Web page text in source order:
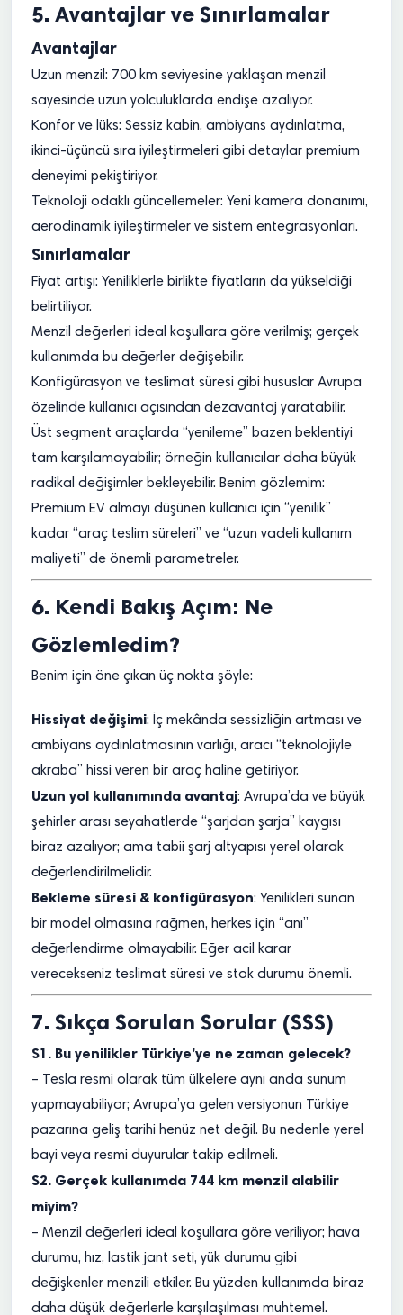
5. Avantajlar ve Sınırlamalar
Avantajlar
Uzun menzil: 700 km seviyesine yaklaşan menzil
sayesinde uzun yolculuklarda endişe azalıyor.
Konfor ve lüks: Sessiz kabin, ambiyans aydınlatma,
ikinci-üçüncü sıra iyileştirmeleri gibi detaylar premium
deneyimi pekiştiriyor.
Teknoloji odaklı güncellemeler: Yeni kamera donanımı,
aerodinamik iyileştirmeler ve sistem entegrasyonları.
Sınırlamalar
Fiyat artışı: Yeniliklerle birlikte fiyatların da yükseldiği
belirtiliyor.
Menzil değerleri ideal koşullara göre verilmiş; gerçek
kullanımda bu değerler değişebilir.
Konfigürasyon ve teslimat süresi gibi hususlar Avrupa
özelinde kullanıcı açısından dezavantaj yaratabilir.
Üst segment araçlarda “yenileme” bazen beklentiyi
tam karşılamayabilir; örneğin kullanıcılar daha büyük
radikal değişimler bekleyebilir. Benim gözlemim:
Premium EV almayı düşünen kullanıcı için “yenilik”
kadar “araç teslim süreleri” ve “uzun vadeli kullanım
maliyeti” de önemli parametreler.
6. Kendi Bakış Açım: Ne
Gözlemledim?
Benim için öne çıkan üç nokta şöyle:
Hissiyat değişimi: İç mekânda sessizliğin artması ve
ambiyans aydınlatmasının varlığı, aracı “teknolojiyle
akraba” hissi veren bir araç haline getiriyor.
Uzun yol kullanımında avantaj: Avrupa’da ve büyük
şehirler arası seyahatlerde “şarjdan şarja” kaygısı
biraz azalıyor; ama tabii şarj altyapısı yerel olarak
değerlendirilmelidir.
Bekleme süresi & konfigürasyon: Yenilikleri sunan
bir model olmasına rağmen, herkes için “anı”
değerlendirme olmayabilir. Eğer acil karar
verecekseniz teslimat süresi ve stok durumu önemli.
7. Sıkça Sorulan Sorular (SSS)
S1. Bu yenilikler Türkiye’ye ne zaman gelecek?
– Tesla resmi olarak tüm ülkelere aynı anda sunum
yapmayabiliyor; Avrupa’ya gelen versiyonun Türkiye
pazarına geliş tarihi henüz net değil. Bu nedenle yerel
bayi veya resmi duyurular takip edilmeli.
S2. Gerçek kullanımda 744 km menzil alabilir
miyim?
– Menzil değerleri ideal koşullara göre veriliyor; hava
durumu, hız, lastik jant seti, yük durumu gibi
değişkenler menzili etkiler. Bu yüzden kullanımda biraz
daha düşük değerlerle karşılaşılması muhtemel.